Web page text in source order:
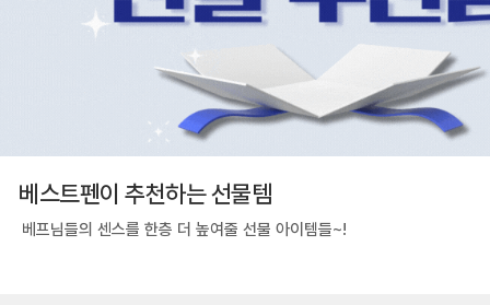
베스트펜이 추천하는 선물템
베프님들의 센스를 한층 더 높여줄 선물 아이템들~!